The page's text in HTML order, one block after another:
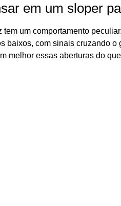
em um sloper
tem um comportamento
baixos, com sinais cruzando
melhor essas aberturas do